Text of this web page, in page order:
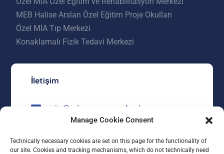
Manage Cookie Consent
Technically necessary cookies are set on this page for the functionality of
our site. Cookies and tracking mechanisms, which do not technically need
MEB Halise Arslan Özel Eğitim Proje Okulları
Özel MİA Tıp Merkezi
Konaklamalı Fizik Tedavi Merkezi
İletişim
mia@miayasammerkezi.com
Kızılcaşar Mahallesi 4528 Sokak No:5